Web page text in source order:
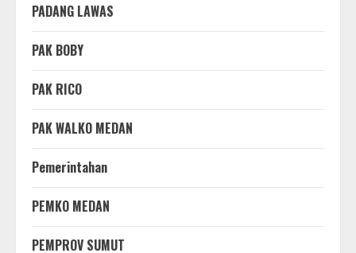
PADANG LAWAS
PAK BOBY
PAK RICO
PAK WALKO MEDAN
Pemerintahan
PEMKO MEDAN
PEMPROV SUMUT